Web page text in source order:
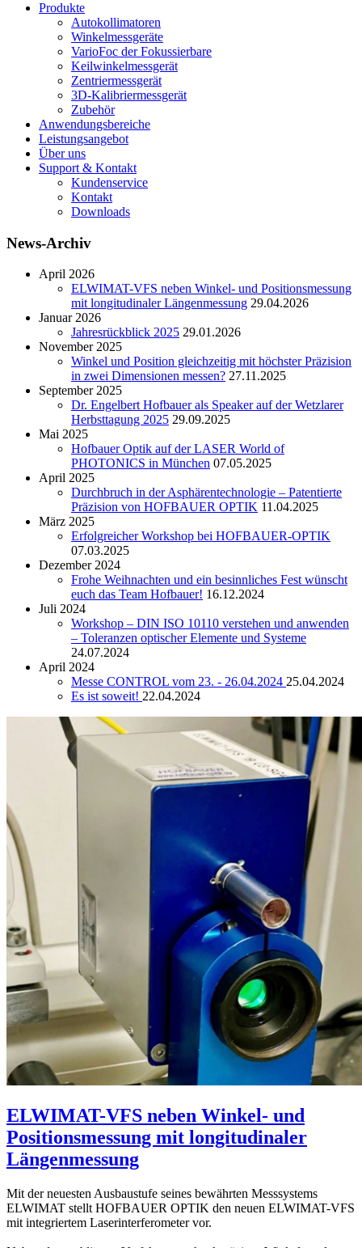
Produkte
Autokollimatoren
Winkelmessgeräte
VarioFoc der Fokussierbare
Keilwinkelmessgerät
Zentriermessgerät
3D-Kalibriermessgerät
Zubehör
Anwendungsbereiche
Leistungsangebot
Über uns
Support & Kontakt
Kundenservice
Kontakt
Downloads
News-Archiv
April 2026
ELWIMAT-VFS neben Winkel- und Positionsmessung
mit longitudinaler Längenmessung 29.04.2026
Januar 2026
Jahresrückblick 2025 29.01.2026
November 2025
Winkel und Position gleichzeitig mit höchster Präzision
in zwei Dimensionen messen? 27.11.2025
September 2025
Dr. Engelbert Hofbauer als Speaker auf der Wetzlarer
Herbsttagung 2025 29.09.2025
Mai 2025
Hofbauer Optik auf der LASER World of
PHOTONICS in München 07.05.2025
April 2025
Durchbruch in der Asphärentechnologie – Patentierte
Präzision von HOFBAUER OPTIK 11.04.2025
März 2025
Erfolgreicher Workshop bei HOFBAUER-OPTIK
07.03.2025
Dezember 2024
Frohe Weihnachten und ein besinnliches Fest wünscht
euch das Team Hofbauer! 16.12.2024
Juli 2024
Workshop – DIN ISO 10110 verstehen und anwenden
– Toleranzen optischer Elemente und Systeme
24.07.2024
April 2024
Messe CONTROL vom 23. - 26.04.2024 25.04.2024
Es ist soweit! 22.04.2024
ELWIMAT-VFS neben Winkel- und
Positionsmessung mit longitudinaler
Längenmessung
Mit der neuesten Ausbaustufe seines bewährten Messsystems
ELWIMAT stellt HOFBAUER OPTIK den neuen ELWIMAT-VFS
mit integriertem Laserinterferometer vor.